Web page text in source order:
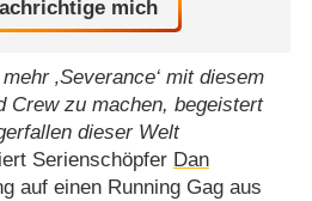
mich
‚Severance‘ mit diesem
Crew zu machen, begeistert
dieser Welt
Serienschöpfer Dan
auf einen Running Gag aus